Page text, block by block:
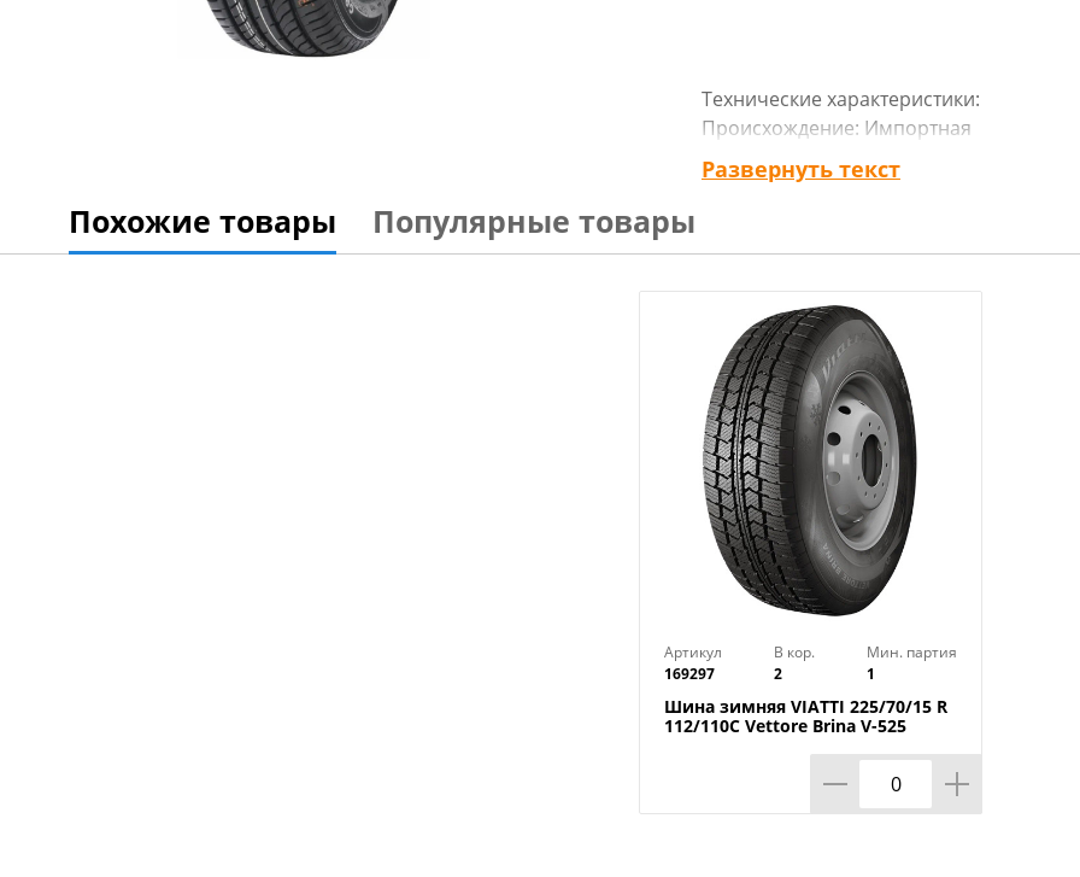
Технические характеристики:
Происхождение: Импортная
Сезон резины: Летняя
Марка: Compasal
Профиль: 65
Шипы: _
Индекс скорости: H
Индекс нагрузки: 88
Развернуть текст
Похожие товары Популярные товары
Артикул
169297
В кор.
2
Мин. партия
1
Шина зимняя VIATTI 225/70/15 R
112/110C Vettore Brina V-525